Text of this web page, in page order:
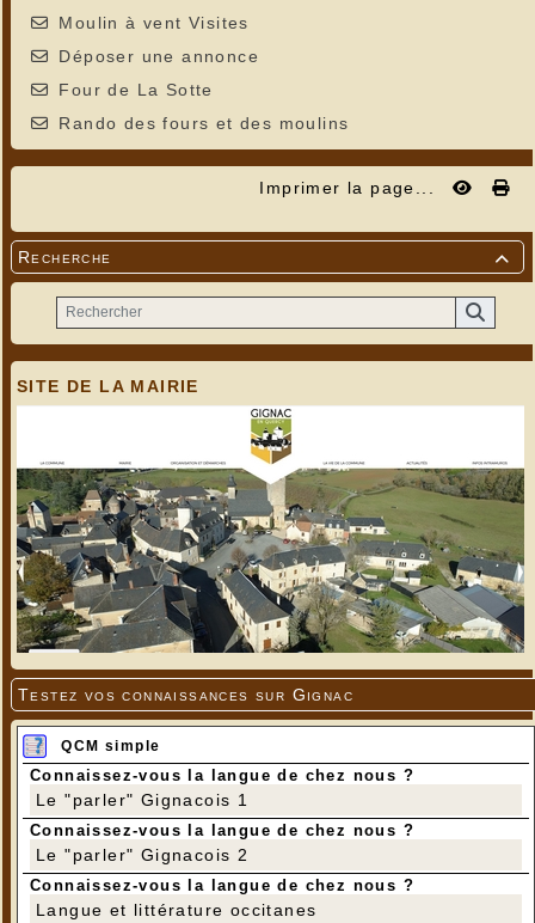
Moulin à vent Visites
Déposer une annonce
Four de La Sotte
Rando des fours et des moulins
Imprimer la page...

Recherche
SITE DE LA MAIRIE
Testez vos connaissances sur Gignac
QCM simple
Connaissez-vous la langue de chez nous ?
Le "parler" Gignacois 1
Connaissez-vous la langue de chez nous ?
Le "parler" Gignacois 2
Connaissez-vous la langue de chez nous ?
Langue et littérature occitanes